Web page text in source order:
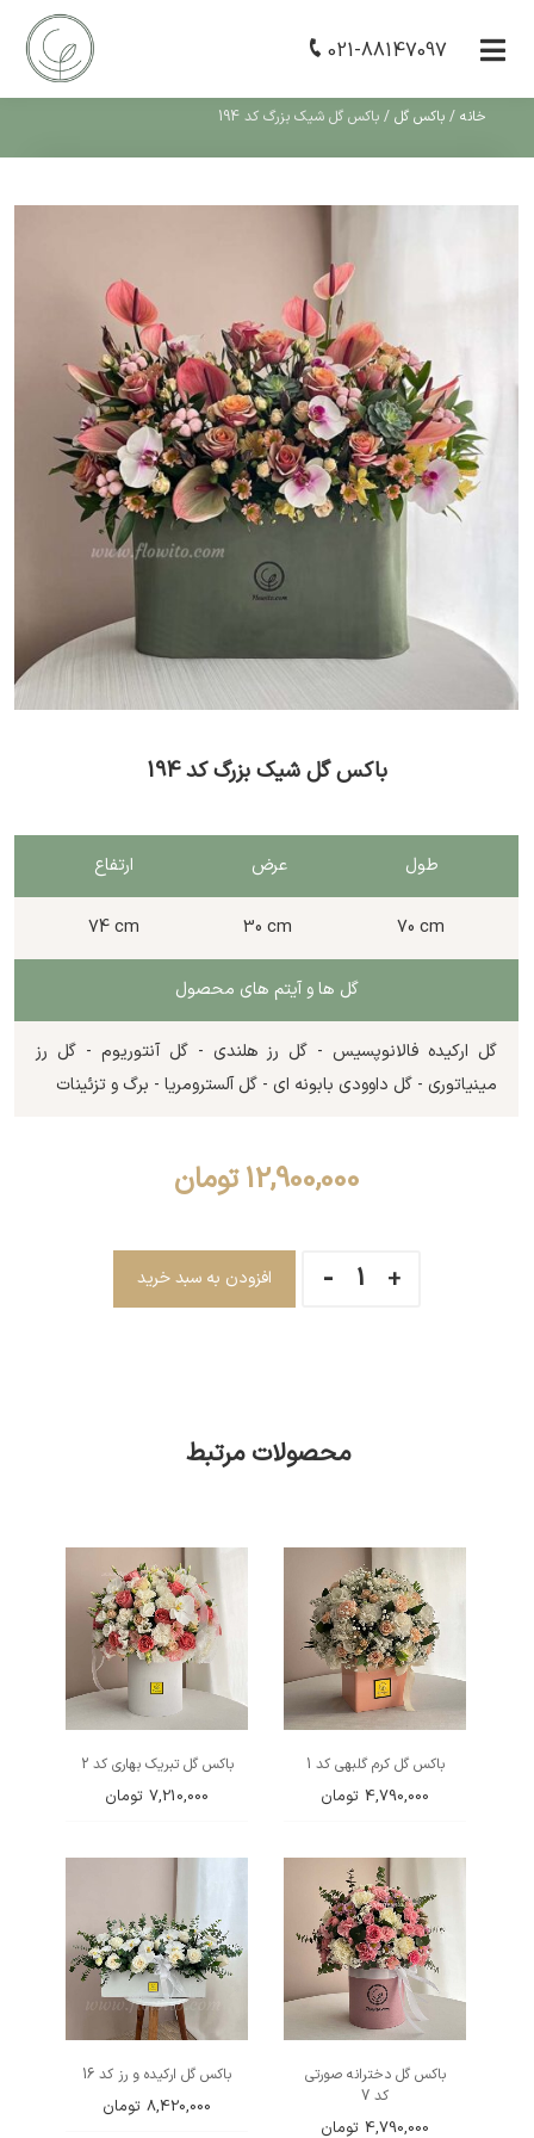
021-88147097
خانه / باکس گل / باکس گل شیک بزرگ کد 194
باکس گل شیک بزرگ کد 194
طول عرض ارتفاع
74 cm 30 cm 70 cm
گل ها و آیتم های محصول
گل ارکیده فالانوپسیس - گل رز هلندی - گل آنتوریوم - گل رز
مینیاتوری - گل داوودی بابونه ای - گل آلسترومریا - برگ و تزئینات
12,900,000 تومان
افزودن به سبد خرید
محصولات مرتبط
باکس گل تبریک بهاری کد 2
7,210,000 تومان
باکس گل کرم گلبهی کد 1
4,790,000 تومان
باکس گل ارکیده و رز کد 16
8,420,000 تومان
باکس گل دخترانه صورتی
کد 7
4,790,000 تومان